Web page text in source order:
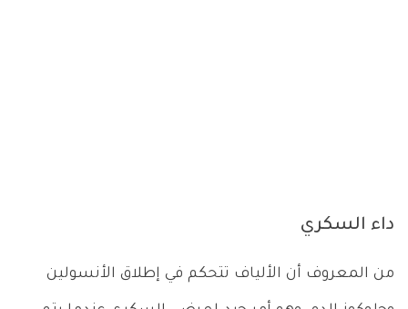
داء السكري
من المعروف أن الألياف تتحكم في إطلاق الأنسولين